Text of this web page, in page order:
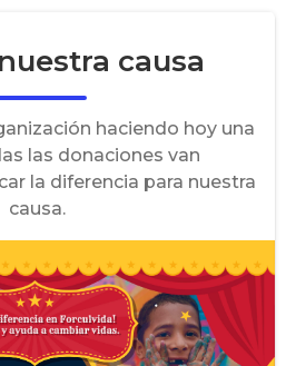
causa
haciendo hoy una
las donaciones van
la diferencia para nuestra
causa.